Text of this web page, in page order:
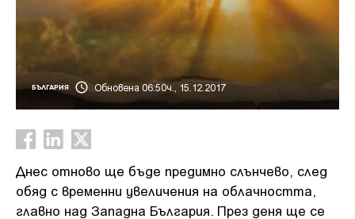
БЪЛГАРИЯ Обновена 06:50ч., 15.12.2017
Днес отново ще бъде предимно слънчево, след
обяд с временни увеличения на облачността,
главно над Западна България. През деня ще се